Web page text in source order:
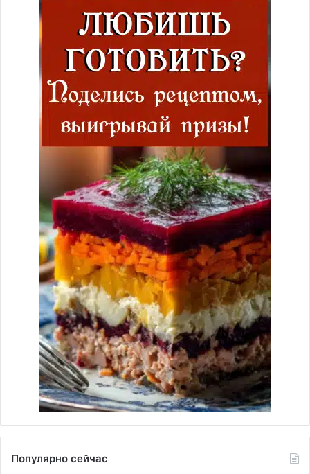
Популярно сейчас